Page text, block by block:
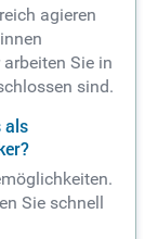
agieren
Sie in
sind.
als
Sie schnell